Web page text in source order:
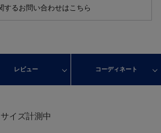
するお問い合わせはこちら
レビュー コーディネート
サイズ計測中